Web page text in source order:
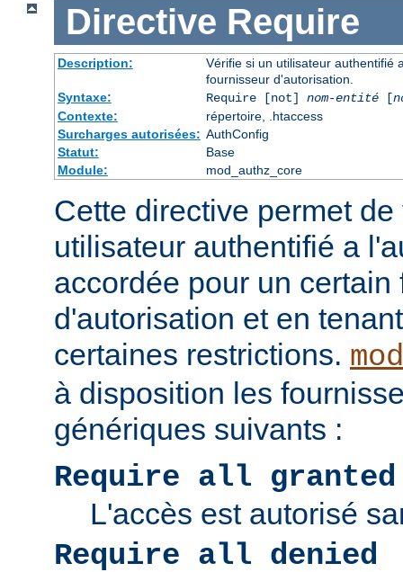
Directive Require
Description:
Vérifie si un utilisateur authentifié
fournisseur d'autorisation.
Syntaxe:
Require [not] nom-entité[
Contexte:
répertoire, .htaccess
Surcharges autorisées: AuthConfig
Statut:
Base
Module:
mod_authz_core
Cette directive permet
utilisateur authentifié a
accordée pour un certain
d'autorisation et en
certaines restrictions.
à disposition les
génériques suivants :
Require all granted
L'accès est autorisé
Require all denied